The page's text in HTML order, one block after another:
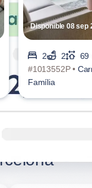
Disponible 08 sep
2 2
69
#1013552P •
Família